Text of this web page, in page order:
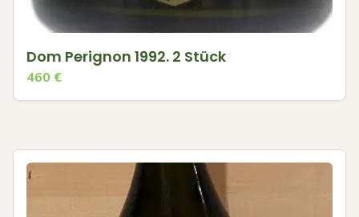
Dom Perignon 1992. 2 Stück
460 €